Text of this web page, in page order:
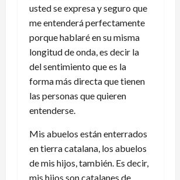
usted se expresa y seguro que
me entenderá perfectamente
porque hablaré en su misma
longitud de onda, es decir la
del sentimiento que es la
forma más directa que tienen
las personas que quieren
entenderse.
Mis abuelos están enterrados
en tierra catalana, los abuelos
de mis hijos, también. Es decir,
mis hijos son catalanes de